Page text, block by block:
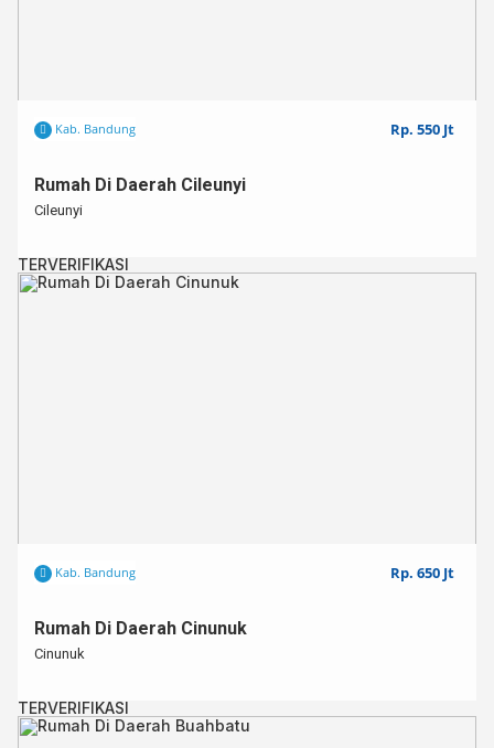
Kab. Bandung Rp. 550 Jt
Rumah Di Daerah Cileunyi
Cileunyi
TERVERIFIKASI
Kab. Bandung Rp. 650 Jt
Rumah Di Daerah Cinunuk
Cinunuk
TERVERIFIKASI